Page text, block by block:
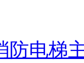
防电梯